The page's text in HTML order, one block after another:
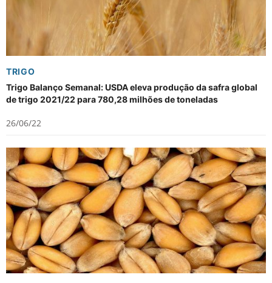
TRIGO
Trigo Balanço Semanal: USDA eleva produção da safra global
de trigo 2021/22 para 780,28 milhões de toneladas
26/06/22